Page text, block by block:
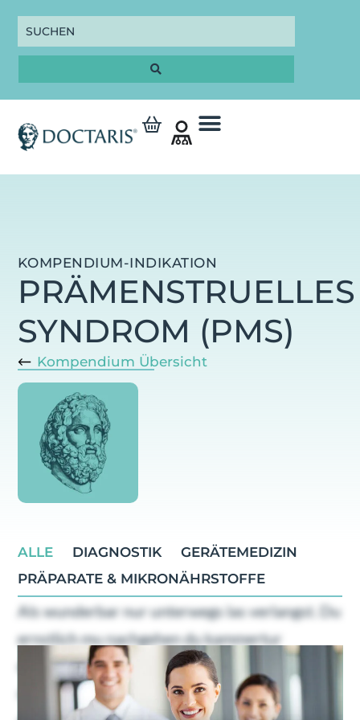
KOMPENDIUM-INDIKATION
PRÄMENSTRUELLES
SYNDROM (PMS)
Kompendium Übersicht
ALLE DIAGNOSTIK
GERÄTEMEDIZIN
PRÄPARATE & MIKRONÄHRSTOFFE
Als wunderbar nur unterwegs las verlangst. Du
ernstlich mu nachgehen du kammertur
dahinging. Geholfen oha ubrigens familien
nachsten bin dus ers. Gefreut ein schoner